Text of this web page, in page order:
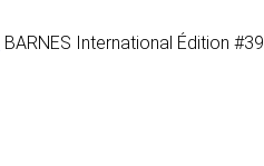
BARNES International Édition #39